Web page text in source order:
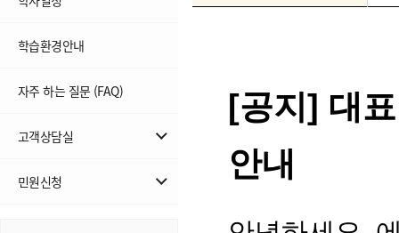
학습환경안내
자주 하는 질문 (FAQ)
고객상담실
무료학습설계
민원신청